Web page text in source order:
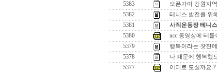
5383
오픈가이 강원지
5382
테니스 발전을 위
5381
사직운동장 테니
5380
ucc 동영상에 테돌
5379
행복이라는 찻잔
5378
나 때문에 행복했
5377
어디로 모실까요 ?